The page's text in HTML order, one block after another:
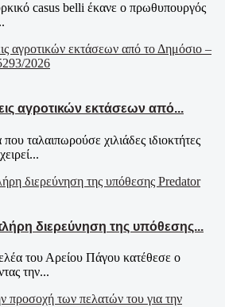
casus belli έκανε ο πρωθυπουργός
αγροτικών εκτάσεων από...
ταλαιπωρούσε χιλιάδες ιδιοκτήτες
διερεύνηση της υπόθεσης...
του Αρείου Πάγου κατέθεσε ο
την...